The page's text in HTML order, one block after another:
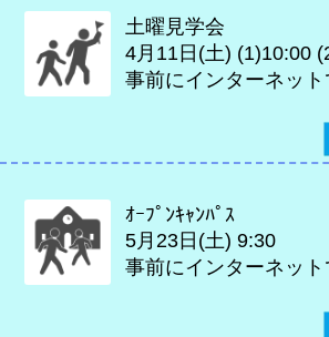
土曜見学会
4月11日(土) (1)10:00
事前にインターネット
ｵｰﾌﾟﾝｷｬﾝﾊﾟｽ
5月23日(土)9:30
事前にインターネット